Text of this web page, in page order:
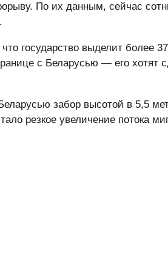
По их данным, сейчас
государство выделит более
с Беларусью — его хотят
забор высотой в 5,5
резкое увеличение потока